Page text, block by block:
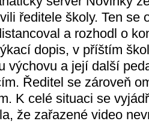
ředitele školy. Ten se
a rozhodl o
dopis, v příštím
výchovu a její další
Ředitel se zároveň
K celé situaci se
že zařazené video